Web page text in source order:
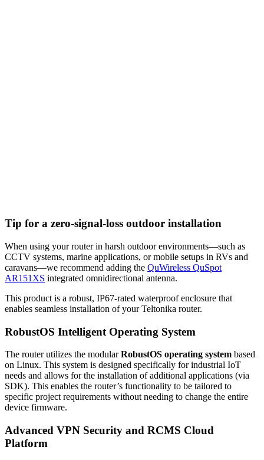
Tip for a zero-signal-loss outdoor installation
When using yourrouterin harsh outdoor environments—such as
CCTV systems, marine applications, or mobile setups in RVs and
caravans—we recommend adding the QuWireless QuSpot
AR151XS integrated omnidirectional antenna.
This product is a robust, IP67-rated waterproof enclosure that
enables seamless installation of your Teltonika router.
RobustOS Intelligent Operating System
The routerutilizes the modularRobustOS operating system based
on Linux. This system is designed specifically for industrial IoT
needs and allows for the installation of additional applications (via
SDK). This enables the router’s functionality to be tailored to
specific project requirements without needing to change the entire
device firmware.
Advanced VPN Security and RCMS Cloud
Platform